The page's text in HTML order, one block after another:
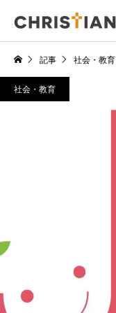
記事 社会・教育
社会・教育